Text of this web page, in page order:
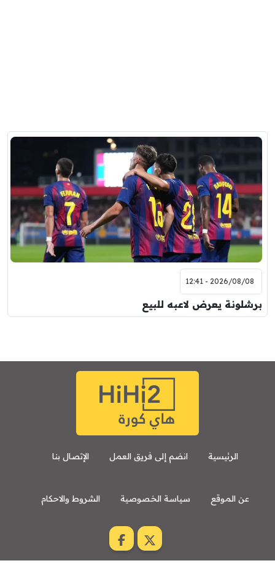
2026/08/08 - 12:41
برشلونة يعرض لاعبه للبيع
الرئيسية انضم إلى فريق العمل الإتصال بنا
عن الموقع سياسة الخصوصية الشروط والاحكام